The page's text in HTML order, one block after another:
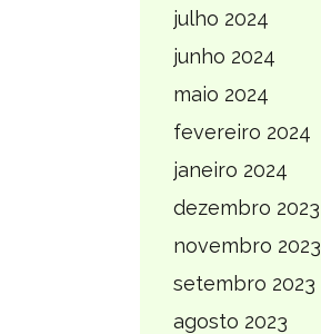
julho 2024
junho 2024
maio 2024
fevereiro 2024
janeiro 2024
dezembro 2023
novembro 2023
setembro 2023
agosto 2023